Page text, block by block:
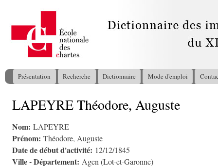
Menu principal
Présentation Recherche Dictionnaire Mode d'emploi
Vous êtes ici
LAPEYRE Théodore, Auguste
Nom: LAPEYRE
Prénom: Théodore, Auguste
Date de début d'activité: 12/12/1845
Ville - Département: Agen (Lot-et-Garonne)